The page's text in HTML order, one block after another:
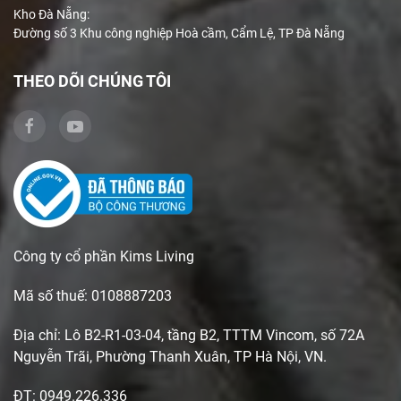
Kho Đà Nẵng:
Đường số 3 Khu công nghiệp Hoà cầm, Cẩm Lệ, TP Đà Nẵng
THEO DÕI CHÚNG TÔI
Công ty cổ phần Kims Living
Mã số thuế: 0108887203
Địa chỉ: Lô B2-R1-03-04, tầng B2, TTTM Vincom, số 72A
Nguyễn Trãi, Phường Thanh Xuân, TP Hà Nội, VN.
ĐT: 0949.226.336